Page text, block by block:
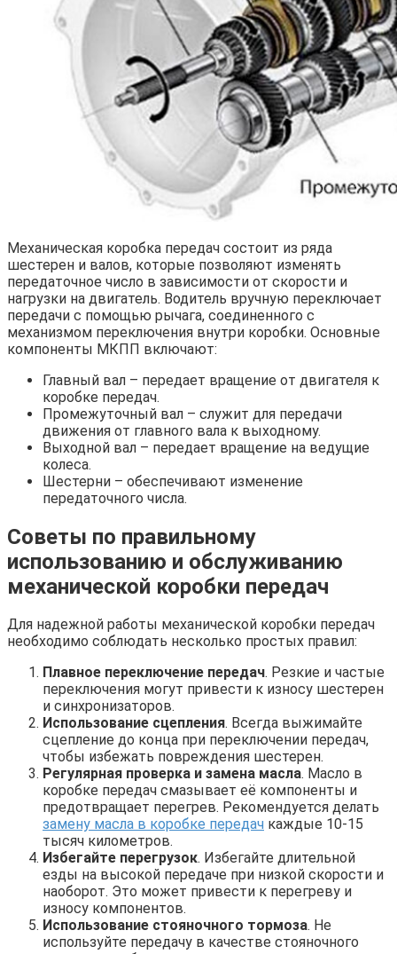
Механическая коробка передач состоит из ряда
шестерен и валов, которые позволяют изменять
передаточное число в зависимости от скорости и
нагрузки на двигатель. Водитель вручную переключает
передачи с помощью рычага, соединенного с
механизмом переключения внутри коробки. Основные
компоненты МКПП включают:
Главный вал – передает вращение от двигателя к
коробке передач.
Промежуточный вал – служит для передачи
движения от главного вала к выходному.
Выходной вал – передает вращение на ведущие
колеса.
Шестерни – обеспечивают изменение
передаточного числа.
Советы по правильному
использованию и обслуживанию
механической коробки передач
Для надежной работы механической коробки передач
необходимо соблюдать несколько простых правил:
Плавное переключение передач. Резкие и частые
переключения могут привести к износу шестерен
и синхронизаторов.
Использование сцепления. Всегда выжимайте
сцепление до конца при переключении передач,
чтобы избежать повреждения шестерен.
Регулярная проверка и замена масла. Масло в
коробке передач смазывает её компоненты и
предотвращает перегрев. Рекомендуется делать
замену масла в коробке передач каждые 10-15
тысяч километров.
Избегайте перегрузок. Избегайте длительной
езды на высокой передаче при низкой скорости и
наоборот. Это может привести к перегреву и
износу компонентов.
Использование стояночного тормоза. Не
используйте передачу в качестве стояночного